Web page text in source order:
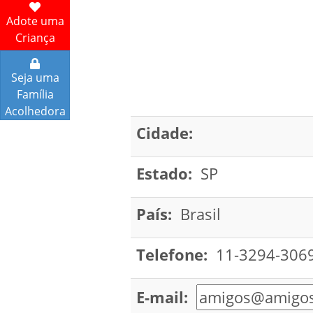
Adote uma
Criança
Seja uma
Família
Acolhedora
Cidade:
Estado: SP
País: Brasil
Telefone: 11-3294-
E-mail: